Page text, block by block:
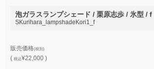
泡ガラスランプシェード / 栗原志歩 / 氷型 / f
SKurihara_lampshadeKori1_f
販売価格(税別)
(税込¥22,000 )